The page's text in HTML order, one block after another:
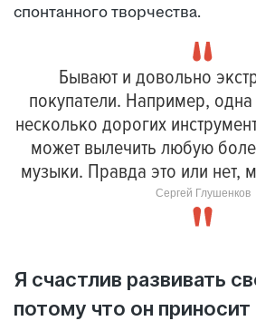
спонтанного творчества.
Бывают и довольно
покупатели. Например,
несколько дорогих
может вылечить любую
музыки. Правда это или нет,
Сергей Глушенков
Я счастлив развивать
потому что он приносит